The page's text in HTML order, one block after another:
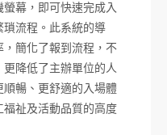
幕，即可快速完成入
流程。此系統的導
，簡化了報到流程，不
降低了主辦單位的人
暢、更舒適的入場體
祉及活動品質的高度